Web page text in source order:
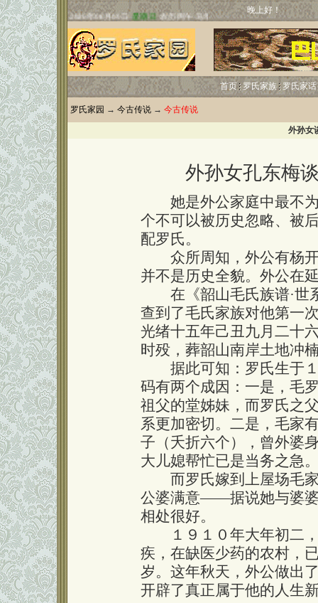
晚上好！
首页 罗氏家族 罗氏家话
罗氏家园 → 今古传说 → 今古传说
外孙女
外孙女孔东梅
她是外公家庭中最不为
个不可以被历史忽略、被
配罗氏。
众所周知，外公有杨开
并不是历史全貌。外公在
在《韶山毛氏族谱·世
查到了毛氏家族对他第一
光绪十五年己丑九月二十
时殁，葬韶山南岸土地冲
据此可知：罗氏生于１
码有两个成因：一是，毛
祖父的堂姊妹，而罗氏之
系更加密切。二是，毛家
子（夭折六个），曾外婆
大儿媳帮忙已是当务之急
而罗氏嫁到上屋场毛家
公婆满意——据说她与婆
相处很好。
１９１０年大年初二
疾，在缺医少药的农村，
岁。这年秋天，外公做出
开辟了真正属于他的人生